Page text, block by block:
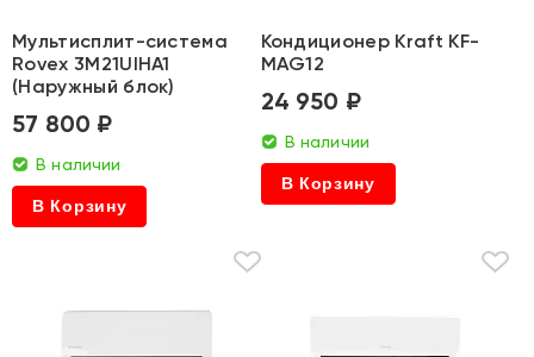
Мультисплит-система
Rovex 3M21UIHA1
(Наружный блок)
57 800 ₽
В наличии
В Корзину
Кондиционер Kraft KF-
MAG12
24 950 ₽
В наличии
В Корзину